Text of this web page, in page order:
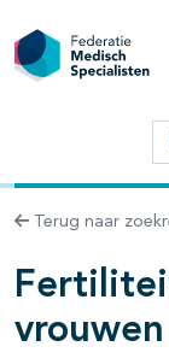
Terug naar
binnen deze